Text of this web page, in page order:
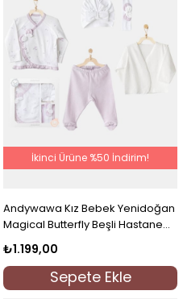
Andywawa Kız Bebek Yenidoğan
Magical Butterfly Beşli Hastane
Çıkışı Lila
₺1.199,00
Sepete Ekle
İkinci Ürüne %50 İndirim!